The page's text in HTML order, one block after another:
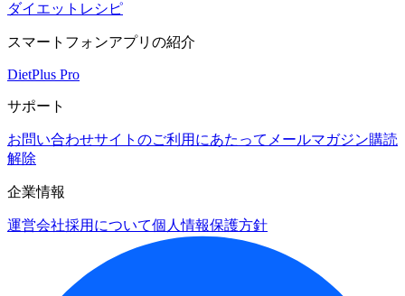
ダイエットレシピ
スマートフォンアプリの紹介
DietPlus Pro
サポート
お問い合わせサイトのご利用にあたって メールマガジン購読
解除
企業情報
運営会社採用について個人情報保護方針